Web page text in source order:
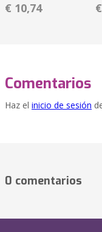
€ 10,74
Comentarios
Haz el inicio de sesión
0 comentarios